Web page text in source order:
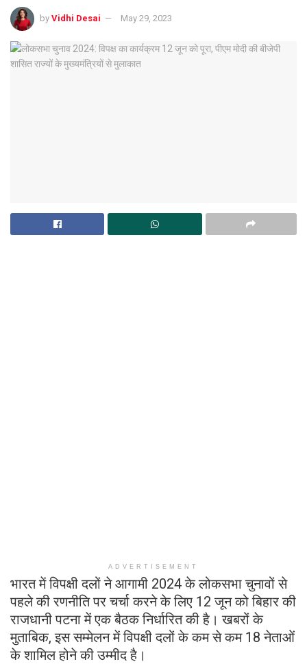
by Vidhi Desai May 29, 2023
ADVERTISEMENT
भारत में विपक्षी दलों ने आगामी 2024 के लोकसभा चुनावों से
पहले की रणनीति पर चर्चा करने के लिए 12 जून को बिहार की
राजधानी पटना में एक बैठक निर्धारित की है। खबरों के
मुताबिक, इस सम्मेलन में विपक्षी दलों के कम से कम 18 नेताओं
के शामिल होने की उम्मीद है।